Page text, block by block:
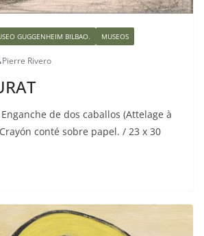
GUGGENHEIM BILBAO. MUSEOS
Pierre Rivero
de dos caballos (Attelage à
conté sobre papel. / 23 x 30